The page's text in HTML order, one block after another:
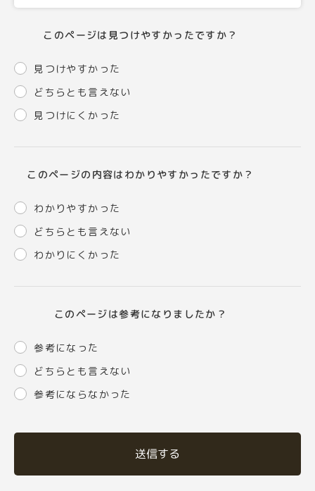
このページは見つけやすかったですか？
見つけやすかった
どちらとも言えない
見つけにくかった
このページの内容はわかりやすかったですか？
わかりやすかった
どちらとも言えない
わかりにくかった
このページは参考になりましたか？
参考になった
どちらとも言えない
参考にならなかった
送信する